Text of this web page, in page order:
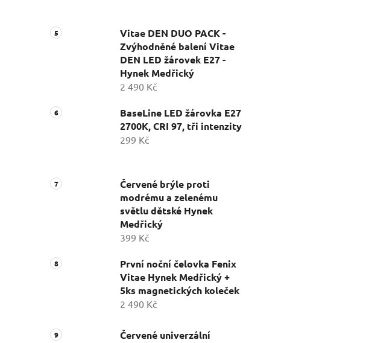
Vitae DEN DUO PACK -
Zvýhodněné balení Vitae
DEN LED žárovek E27 -
Hynek Medřický
2 490 Kč
BaseLine LED žárovka E27
2700K, CRI 97, tři intenzity
299 Kč
Červené brýle proti
modrému a zelenému
světlu dětské Hynek
Medřický
399 Kč
První noční čelovka Fenix
Vitae Hynek Medřický +
5ks magnetických koleček
2 490 Kč
Červené univerzální